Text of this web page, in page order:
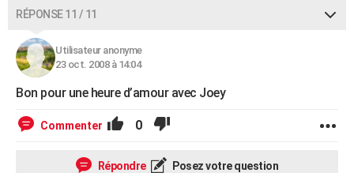
RÉPONSE 11 / 11
Utilisateur anonyme
23 oct. 2008 à 14:04
Bon pour une heure d’amour avec Joey
Commenter 0
Répondre Posez votre question